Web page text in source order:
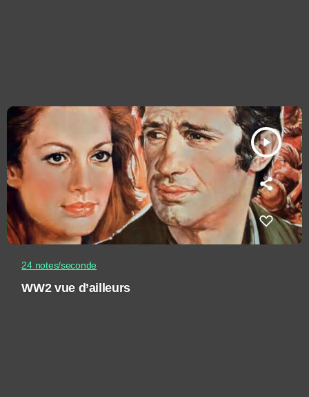
play_arrow
24 notes/seconde
WW2 vue d’ailleurs